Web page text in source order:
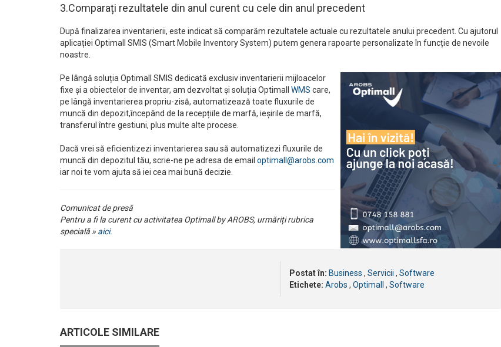
3.Comparați rezultatele din anul curent cu cele din anul precedent
După finalizarea inventarierii, este indicat să comparăm rezultatele actuale cu rezultatele anului precedent. Cu ajutorul
aplicației Optimall SMIS (Smart Mobile Inventory System) putem genera rapoarte personalizate în funcție de nevoile
noastre.
Pe lângă soluția Optimall SMIS dedicată exclusiv inventarierii mijloacelor
fixe și a obiectelor de inventar, am dezvoltat și soluția Optimall WMS care,
pe lângă inventarierea propriu-zisă, automatizează toate fluxurile de
muncă din depozit,începând de la recepțiile de marfă, ieșirile de marfă,
transferul între gestiuni, plus multe alte procese.
Dacă vrei să eficientizezi inventarierea sau să automatizezi fluxurile de
muncă din depozitul tău, scrie-ne pe adresa de email optimall@arobs.com
iar noi te vom ajuta să iei cea mai bună decizie.
Comunicat de presă
Pentru a fi la curent cu activitatea Optimall by AROBS, urmăriți rubrica
specială » aici.
Postat în: Business , Servicii , Software
Etichete: Arobs , Optimall , Software
ARTICOLE SIMILARE